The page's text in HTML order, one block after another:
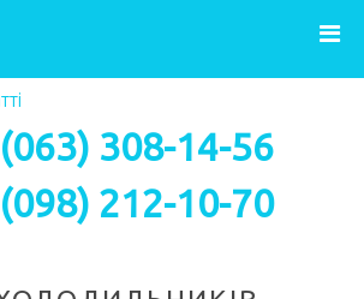
Стінол «STINOL»
(063) 308-14-56
(098) 212-10-70